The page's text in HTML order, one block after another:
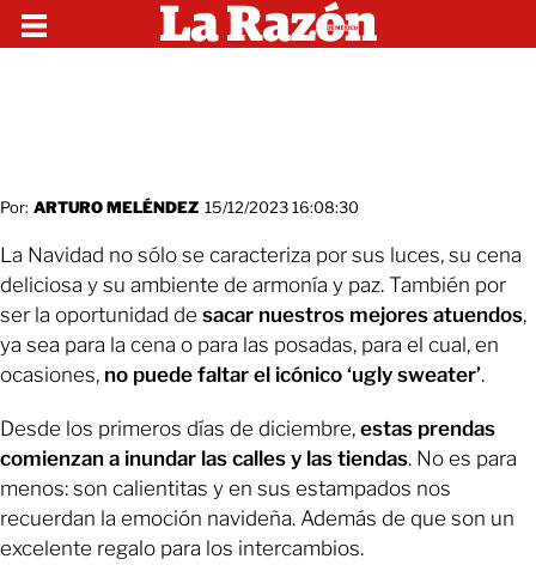
Por: ARTURO MELÉNDEZ 15/12/2023 16:08:30
La Navidad no sólo se caracteriza por sus luces, su cena
deliciosa y su ambiente de armonía y paz. También por
ser la oportunidad de sacar nuestros mejores atuendos,
ya sea para la cena o para las posadas, para el cual, en
ocasiones, no puede faltar el icónico ‘ugly sweater’.
Desde los primeros días de diciembre, estas prendas
comienzan a inundar las calles y las tiendas. No es para
menos: son calientitas y en sus estampados nos
recuerdan la emoción navideña. Además de que son un
excelente regalo para los intercambios.